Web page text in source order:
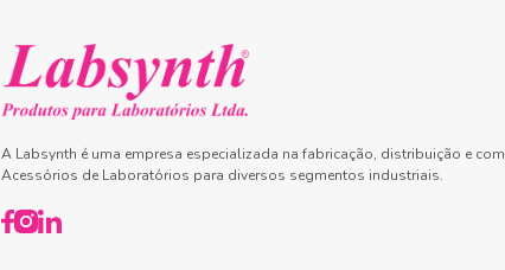
A Labsynth é uma empresa especializada na fabricação, distribuição e
Acessórios de Laboratórios para diversos segmentos industriais.